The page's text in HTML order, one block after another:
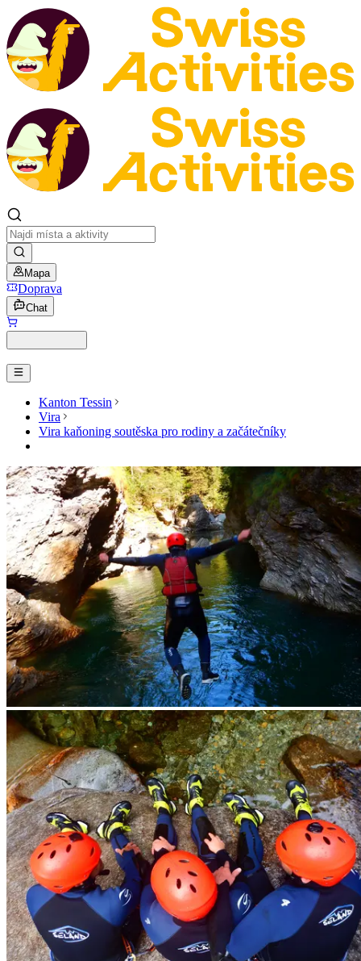
Mapa
Doprava
Chat
Kanton Tessin
Vira
Vira kaňoning soutěska pro rodiny a začátečníky